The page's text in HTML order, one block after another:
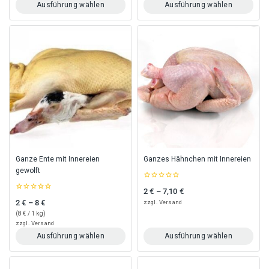
Ausführung wählen
Dieses
mehrere
Varianten
auf.
Die
Optionen
können
auf
der
gewählt
werden
Ausführung wählen
Dieses
mehrere
Varianten
auf.
Die
Optionen
können
auf
gewählt
Ganze Ente mit Innereien
gewolft
out
of
5
2€ – 8€Preisspanne: 2 € bis 8 €
(8€ / 1 kg)
zzgl. Versand
Ausführung wählen
Dieses
Ganzes Hähnchen mit Innereien
out
of
2€ – 7,10 €Preisspanne: 2 € bis 7,10 €
zzgl. Versand
Ausführung wählen
Dieses